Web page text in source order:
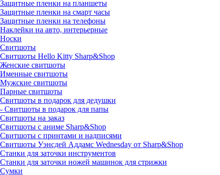
Защитные пленки на планшеты
Защитные пленки на смарт часы
Защитные пленки на телефоны
Наклейки на авто, интерьерные
Носки
Свитшоты
Cвитшоты Hello Kitty Sharp&Shop
Женские свитшоты
Именные свитшоты
Мужские свитшоты
Парные свитшоты
Свитшоты в подарок для дедушки
- Свитшоты в подарок для папы
Свитшоты на заказ
Свитшоты с аниме Sharp&Shop
Свитшоты с принтами и надписями
Свитшоты Уэнсдей Аддамс Wednesday от Sharp&Shop
Станки для заточки инструментов
Станки для заточки ножей машинок для стрижки
Сумки